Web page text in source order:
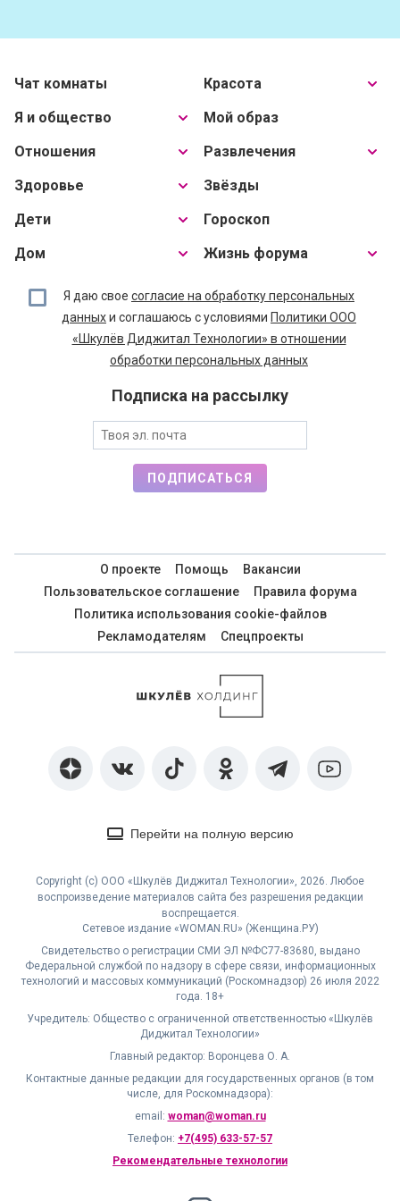
Чат комнаты
Я и общество
Отношения
Здоровье
Дети
Дом
Красота
Мой образ
Развлечения
Звёзды
Гороскоп
Жизнь форума
Я даю свое согласие на обработку персональных
данныхи соглашаюсь с условиями Политики ООО
«Шкулёв Диджитал Технологии» в отношении
обработки персональных данных
Подписка на рассылку
ПОДПИСАТЬСЯ
О проекте Помощь
Вакансии
Пользовательское соглашение
Правила форума
Политика использования cookie-файлов
Рекламодателям
Спецпроекты
Перейти на полную версию
Copyright (с) ООО «Шкулёв Диджитал Технологии», 2026. Любое
воспроизведение материалов сайта без разрешения редакции
воспрещается.
Сетевое издание «WOMAN.RU» (Женщина.РУ)
Свидетельство о регистрации СМИ ЭЛ №ФС77-83680, выдано
Федеральной службой по надзору в сфере связи, информационных
технологий и массовых коммуникаций (Роскомнадзор) 26 июля 2022
года. 18+
Учредитель: Общество с ограниченной ответственностью «Шкулёв
Диджитал Технологии»
Главный редактор: Воронцева О. А.
Контактные данные редакции для государственных органов (в том
числе, для Роскомнадзора):
email: woman@woman.ru
Телефон: +7(495) 633-57-57
Рекомендательные технологии